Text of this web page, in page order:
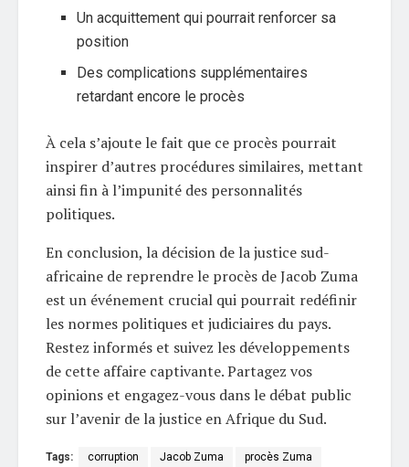
Un acquittement qui pourrait renforcer sa
position
Des complications supplémentaires
retardant encore le procès
À cela s’ajoute le fait que ce procès pourrait
inspirer d’autres procédures similaires, mettant
ainsi fin à l’impunité des personnalités
politiques.
En conclusion, la décision de la justice sud-
africaine de reprendre le procès de Jacob Zuma
est un événement crucial qui pourrait redéfinir
les normes politiques et judiciaires du pays.
Restez informés et suivez les développements
de cette affaire captivante. Partagez vos
opinions et engagez-vous dans le débat public
sur l’avenir de la justice en Afrique du Sud.
Tags: corruption Jacob Zuma procès Zuma